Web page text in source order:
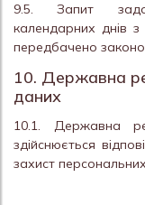
9.5. Запит
календарних днів
передбачено
10. Державна
даних
10.1. Державна
здійснюється
захист